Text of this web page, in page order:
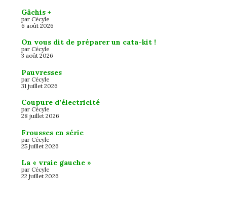
Gâchis +
par Cécyle
6 août 2026
On vous dit de préparer un cata-kit !
par Cécyle
3 août 2026
Pauvresses
par Cécyle
31 juillet 2026
Coupure d’électricité
par Cécyle
28 juillet 2026
Frousses en série
par Cécyle
25 juillet 2026
La « vraie gauche »
par Cécyle
22 juillet 2026